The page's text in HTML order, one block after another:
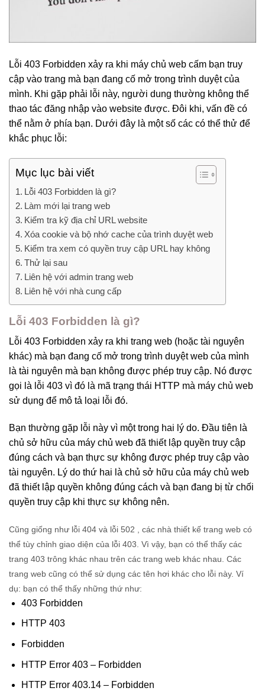
Lỗi 403 Forbidden xảy ra khi máy chủ web cấm bạn truy
cập vào trang mà bạn đang cố mở trong trình duyệt của
mình. Khi gặp phải lỗi này, người dung thường không thể
thao tác đăng nhập vào website được. Đôi khi, vấn đề có
thể nằm ở phía bạn. Dưới đây là một số các có thể thử để
khắc phục lỗi:
Mục lục bài viết
Lỗi 403 Forbidden là gì?
Làm mới lại trang web
Kiểm tra kỹ địa chỉ URL website
Xóa cookie và bộ nhớ cache của trình duyệt web
Kiểm tra xem có quyền truy cập URL hay không
Thử lại sau
Liên hệ với admin trang web
Liên hệ với nhà cung cấp
Lỗi 403 Forbidden là gì?
Lỗi 403 Forbidden xảy ra khi trang web (hoặc tài nguyên
khác) mà bạn đang cố mở trong trình duyệt web của mình
là tài nguyên mà bạn không được phép truy cập. Nó được
gọi là lỗi 403 vì đó là mã trạng thái HTTP mà máy chủ web
sử dụng để mô tả loại lỗi đó.
Bạn thường gặp lỗi này vì một trong hai lý do. Đầu tiên là
chủ sở hữu của máy chủ web đã thiết lập quyền truy cập
đúng cách và bạn thực sự không được phép truy cập vào
tài nguyên. Lý do thứ hai là chủ sở hữu của máy chủ web
đã thiết lập quyền không đúng cách và bạn đang bị từ chối
quyền truy cập khi thực sự không nên.
Cũng giống như lỗi 404 và lỗi 502 , các nhà thiết kế trang web có
thể tùy chỉnh giao diện của lỗi 403. Vì vậy, bạn có thể thấy các
trang 403 trông khác nhau trên các trang web khác nhau. Các
trang web cũng có thể sử dụng các tên hơi khác cho lỗi này. Ví
dụ: bạn có thể thấy những thứ như:
403 Forbidden
HTTP 403
Forbidden
HTTP Error 403 – Forbidden
HTTP Error 403.14 – Forbidden